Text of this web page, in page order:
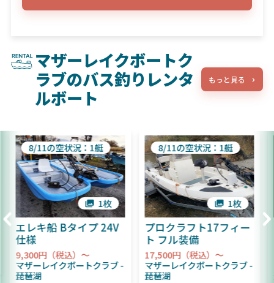
マザーレイクボートク
ラブのバス釣りレンタ
ルボート
もっと見る
エレキ船 Bタイプ 24V
仕様
9,300円（税込）～
マザーレイクボートクラブ
琵琶湖
8/11の空状況：1艇
1枚
プロクラフト17フィー
ト フル装備
17,500円（税込）～
マザーレイクボートクラブ
琵琶湖
8/11の空状況：1艇
1枚